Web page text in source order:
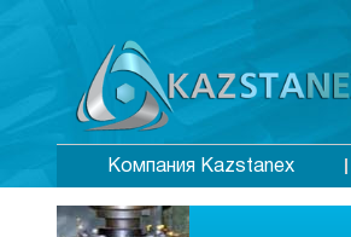
Компания Kazstanex